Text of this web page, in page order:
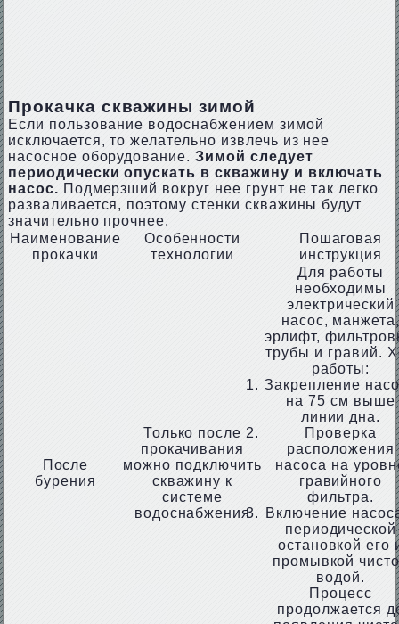
Прокачка скважины зимой
Если пользование водоснабжением зимой
исключается, то желательно извлечь из нее
насосное оборудование.Зимой следует
периодически опускать в скважину и включать
насос. Подмерзший вокруг нее грунт не так легко
разваливается, поэтому стенки скважины будут
значительно прочнее.
Наименование
прокачки
Особенности
технологии
Пошаговая
инструкция
После
бурения
Только после
прокачивания
можно подключить
скважину к
системе
водоснабжения
Для работы
необходимы
электрический
насос,
эрлифт,
трубы и гравий.
работы:
Закрепление
на 75 см выше
линии дна.
Проверка
расположения
насоса на
гравийного
фильтра.
Включение
периодической
остановкой его
промывкой
водой.
Процесс
продолжается